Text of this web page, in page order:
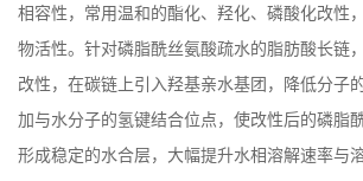
相容性，常用温和的酯化、羟化、磷酸化改性
物活性。针对磷脂酰丝氨酸疏水的脂肪酸长链
改性，在碳链上引入羟基亲水基团，降低分子
加与水分子的氢键结合位点，使改性后的磷脂
形成稳定的水合层，大幅提升水相溶解速率与